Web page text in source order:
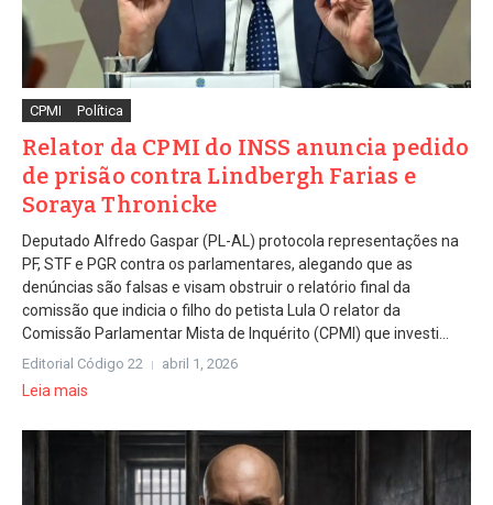
CPMI Política
Relator da CPMI do INSS anuncia pedido
de prisão contra Lindbergh Farias e
Soraya Thronicke
Deputado Alfredo Gaspar (PL-AL) protocola representações na
PF, STF e PGR contra os parlamentares, alegando que as
denúncias são falsas e visam obstruir o relatório final da
comissão que indicia o filho do petista Lula O relator da
Comissão Parlamentar Mista de Inquérito (CPMI) que investi...
Editorial Código 22 abril 1, 2026
Leia mais